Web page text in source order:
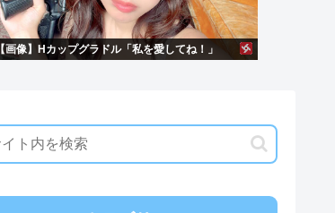
【画像】Hカップグラドル「私を愛してね！」